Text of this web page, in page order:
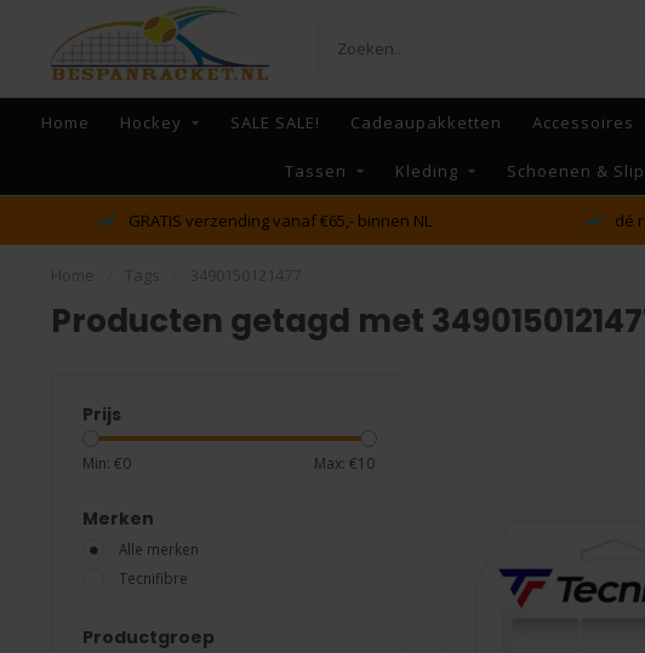
Home Hockey SALE SALE! Cadeaupakketten Accessoires
Tassen Kleding Schoenen &
dé racket en bespan specialist van Lelystad en omstreken
Producten getagd met
Prijs
Min: €0 Max: €10
Merken
Alle merken
Tecnifibre
Productgroep